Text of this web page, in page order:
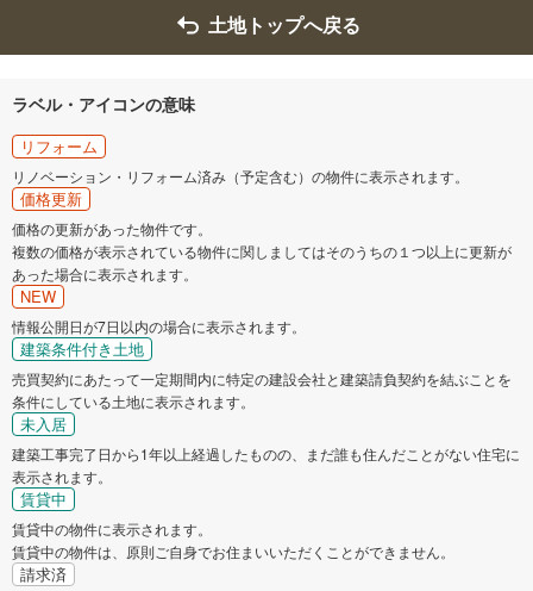
土地トップへ戻る
ラベル・アイコンの意味
リフォーム
リノベーション・リフォーム済み（予定含む）の物件に表示されます。
価格更新
価格の更新があった物件です。
複数の価格が表示されている物件に関しましてはそのうちの１つ以上に更新が
あった場合に表示されます。
NEW
情報公開日が7日以内の場合に表示されます。
建築条件付き土地
売買契約にあたって一定期間内に特定の建設会社と建築請負契約を結ぶことを
条件にしている土地に表示されます。
未入居
建築工事完了日から1年以上経過したものの、まだ誰も住んだことがない住宅に
表示されます。
賃貸中
賃貸中の物件に表示されます。
賃貸中の物件は、原則ご自身でお住まいいただくことができません。
請求済